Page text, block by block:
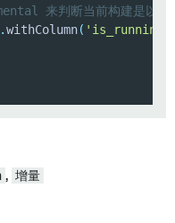
来判断当前构建是以“快
.withColumn(
, 增量